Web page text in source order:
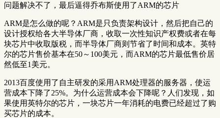
问题解决不了，最后逼得乔布斯使用了ARM的芯片
ARM是怎么做的呢？ARM是只负责架构设计，然后把自己的
设计授权给各大半导体厂商，收取一次性知识产权费或者在每
块芯片中收取版税，而半导体厂商则节省了时间和成本。英特
尔的芯片售价基本在50～100美元，而ARM的芯片最低售价居
然低至1美元。
2013百度使用了自主研发的采用ARM处理器的服务器，使运
营成本下降了25%。为什么运营成本会下降呢？人们发现，如
果使用英特尔的芯片，一块芯片一年消耗的电费已经超过了购
买芯片的成本。